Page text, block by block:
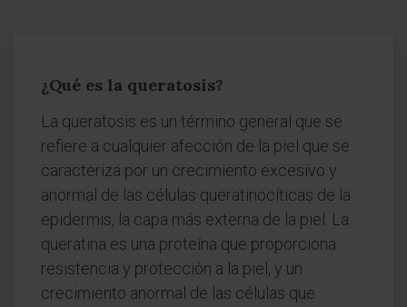
¿Qué es la queratosis?
La queratosis es un término general que se
refiere a cualquier afección de la piel que se
caracteriza por un crecimiento excesivo y
anormal de las células queratinocíticas de la
epidermis, la capa más externa de la piel. La
queratina es una proteína que proporciona
resistencia y protección a la piel, y un
crecimiento anormal de las células que